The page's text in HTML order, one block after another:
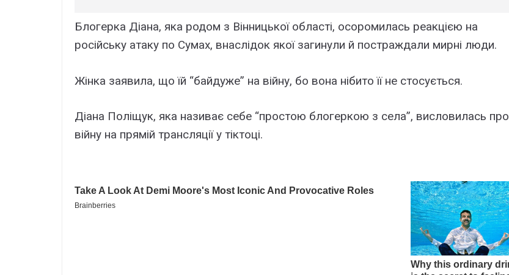
Блогерка Діана, яка родом з Вінницької області, осоромилась реакцією на
російську атаку по Сумах, внаслідок якої загинули й постраждали мирні люди.
Жінка заявила, що їй “байдуже” на війну, бо вона нібито її не стосується.
Діана Поліщук, яка називає себе “простою блогеркою з села”, висловилась про
війну на прямій трансляції у тіктоці.